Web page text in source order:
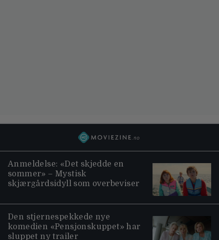
Anmeldelse: «Det skjedde en
sommer» – Mystisk
skjærgårdsidyll som overbeviser
Den stjernespekkede nye
komedien «Pensjonskuppet» har
sluppet ny trailer